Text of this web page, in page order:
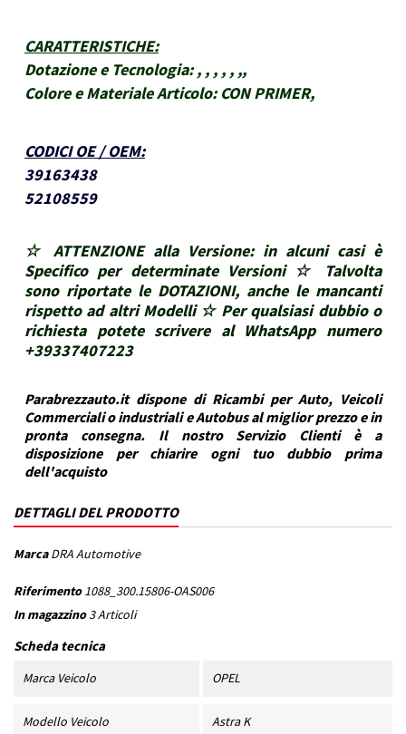
CARATTERISTICHE:
Dotazione e Tecnologia: , , , , , ,,
Colore e Materiale Articolo: CON PRIMER,
CODICI OE / OEM:
39163438
52108559
☆ ATTENZIONE alla Versione: in alcuni casi è
Specifico per determinate Versioni ☆ Talvolta
sono riportate le DOTAZIONI, anche le mancanti
rispetto ad altri Modelli ☆ Per qualsiasi dubbio o
richiesta potete scrivere al WhatsApp numero
+39337407223
Parabrezzauto.it dispone di Ricambi per Auto, Veicoli
Commerciali o industriali e Autobus al miglior prezzo e in
pronta consegna. Il nostro Servizio Clienti è a
disposizione per chiarire ogni tuo dubbio prima
dell'acquisto
DETTAGLI DEL PRODOTTO
Marca DRA Automotive
Riferimento 1088_300.15806-OAS006
In magazzino 3 Articoli
Scheda tecnica
Marca Veicolo OPEL
Modello Veicolo Astra K